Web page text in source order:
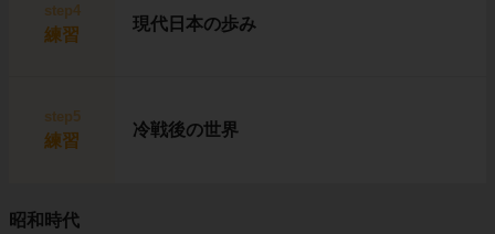
step4
練習
現代日本の歩み
step5
練習
冷戦後の世界
昭和時代